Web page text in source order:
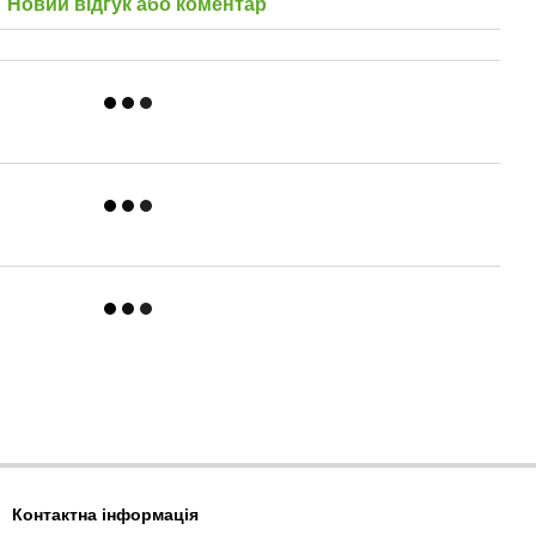
Новий відгук або коментар
Контактна інформація